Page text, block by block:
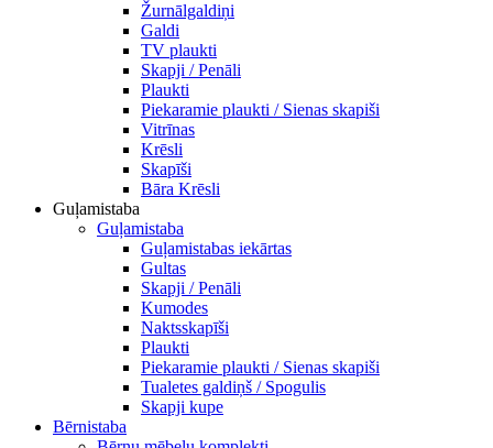
Žurnālgaldiņi
Galdi
TV plaukti
Skapji / Penāli
Plaukti
Piekaramie plaukti / Sienas skapiši
Vitrīnas
Krēsli
Skapīši
Bāra Krēsli
Guļamistaba
Guļamistaba
Guļamistabas iekārtas
Gultas
Skapji / Penāli
Kumodes
Naktsskapīši
Plaukti
Piekaramie plaukti / Sienas skapiši
Tualetes galdiņš / Spogulis
Skapji kupe
Bērnistaba